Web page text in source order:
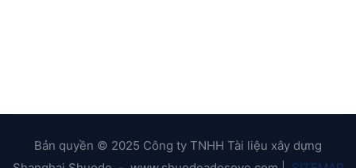
Bản quyền © 2025 Công ty TNHH Tài liệu xây dựng